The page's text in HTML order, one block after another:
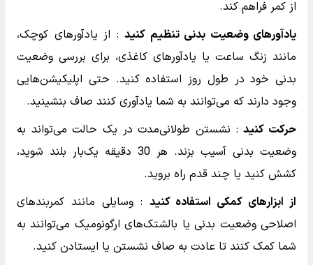
از کمر فراهم کند.
یادآورهای وضعیت بدنی تنظیم کنید : از یادآورهای کوچک،
مانند زنگ ساعت یا یادآورهای کاغذی، برای بررسی وضعیت
بدنی خود در طول روز استفاده کنید. حتی اپلیکیشن‌هایی
وجود دارند که می‌توانند به شما یادآوری کنند صاف بنشینید.
حرکت کنید: نشستن طولانی‌مدت در یک حالت می‌تواند به
وضعیت بدنی آسیب بزند. هر 30 دقیقه یک‌بار بلند شوید،
کشش کنید یا چند قدم راه بروید.
از ابزارهای کمکی استفاده کنید : وسایلی مانند کمربندهای
اصلاحی وضعیت بدنی یا بالشتک‌های ارگونومیک می‌توانند به
شما کمک کنند تا عادت به صاف نشستن یا ایستادن کنید.